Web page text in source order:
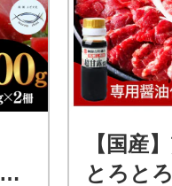
【国産
とろと